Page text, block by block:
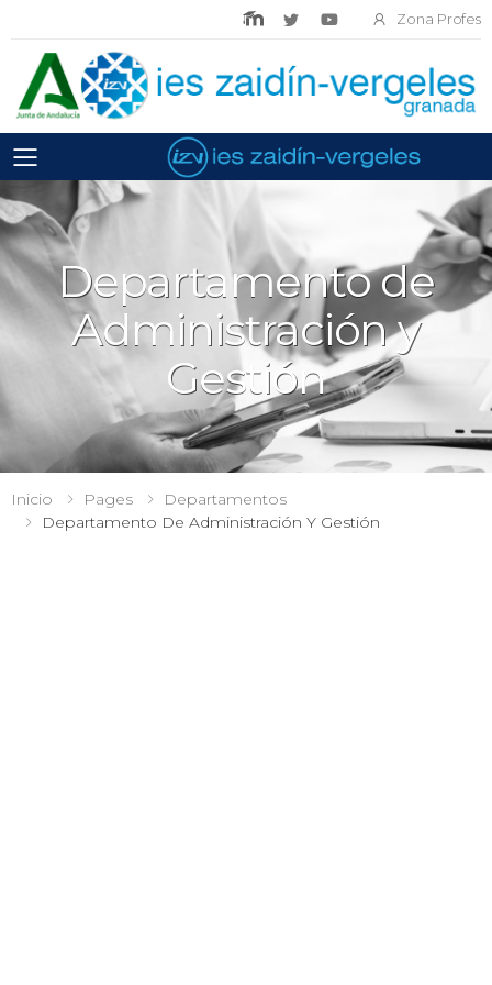
Zona Profes
Toggle mobile menu
Departamento de
Administración y
Gestión
Inicio Pages
Departamentos
Departamento De Administración Y Gestión